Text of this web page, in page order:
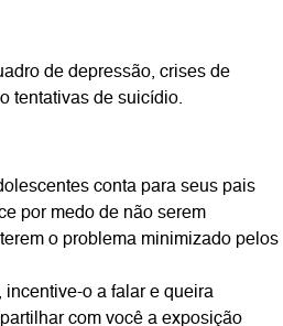
de depressão, crises de
tentativas de suicídio.
conta para seus pais
por medo de não serem
o problema minimizado pelos
incentive-o a falar e queira
com você a exposição